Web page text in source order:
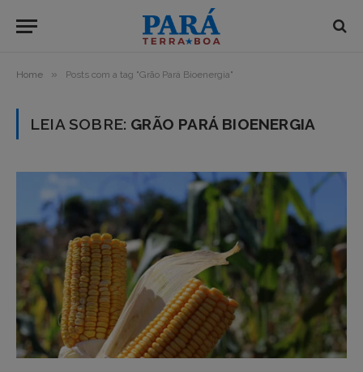
Home » Posts com a tag "Grão Pará Bioenergia"
LEIA SOBRE: GRÃO PARÁ BIOENERGIA